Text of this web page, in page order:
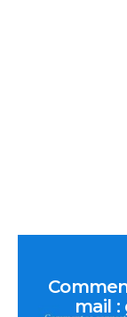
mail